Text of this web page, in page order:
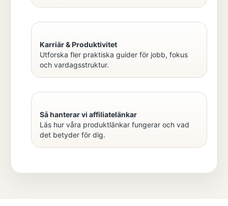
Karriär & Produktivitet
Utforska fler praktiska guider för jobb, fokus
och vardagsstruktur.
Så hanterar vi affiliatelänkar
Läs hur våra produktlänkar fungerar och vad
det betyder för dig.